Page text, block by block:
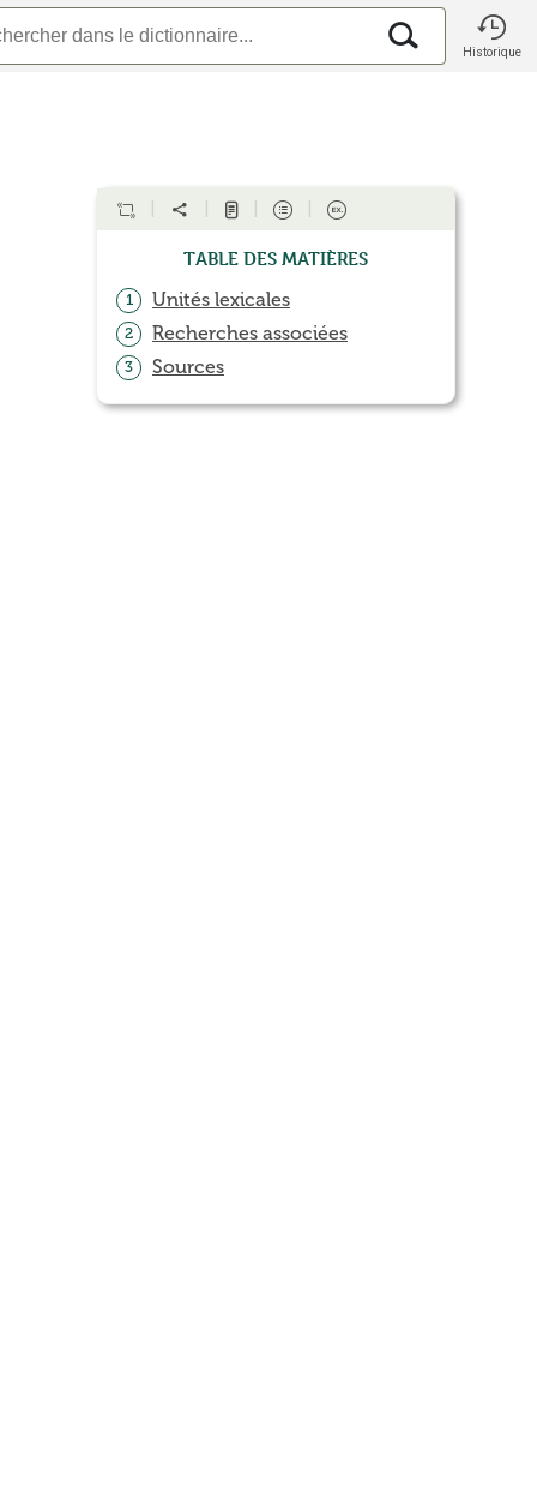
Historique
Table des matières
1 Unités lexicales
2 Recherches associées
3 Sources